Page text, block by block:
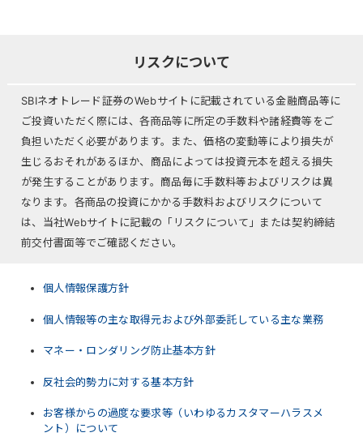
リスクについて
SBIネオトレード証券のWebサイトに記載されている金融商品等に
ご投資いただく際には、各商品等に所定の手数料や諸経費等をご
負担いただく必要があります。また、価格の変動等により損失が
生じるおそれがあるほか、商品によっては投資元本を超える損失
が発生することがあります。商品毎に手数料等およびリスクは異
なります。各商品の投資にかかる手数料およびリスクについて
は、当社Webサイトに記載の「リスクについて」または契約締結
前交付書面等でご確認ください。
個人情報保護方針
個人情報等の主な取得元および外部委託している主な業務
マネー・ロンダリング防止基本方針
反社会的勢力に対する基本方針
お客様からの過度な要求等（いわゆるカスタマーハラスメ
ント）について